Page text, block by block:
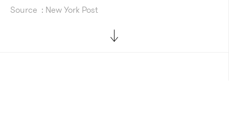
Source : New York Post